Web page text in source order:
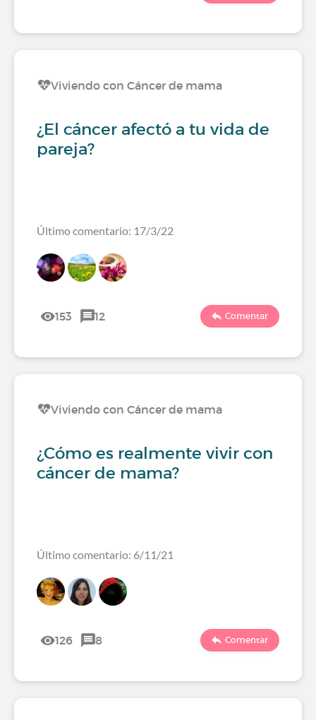
Viviendo con Cáncer de mama
¿El cáncer afectó a tu vida de
pareja?
Último comentario: 17/3/22
153 12 Comentar
Viviendo con Cáncer de mama
¿Cómo es realmente vivir con
cáncer de mama?
Último comentario: 6/11/21
126 8 Comentar